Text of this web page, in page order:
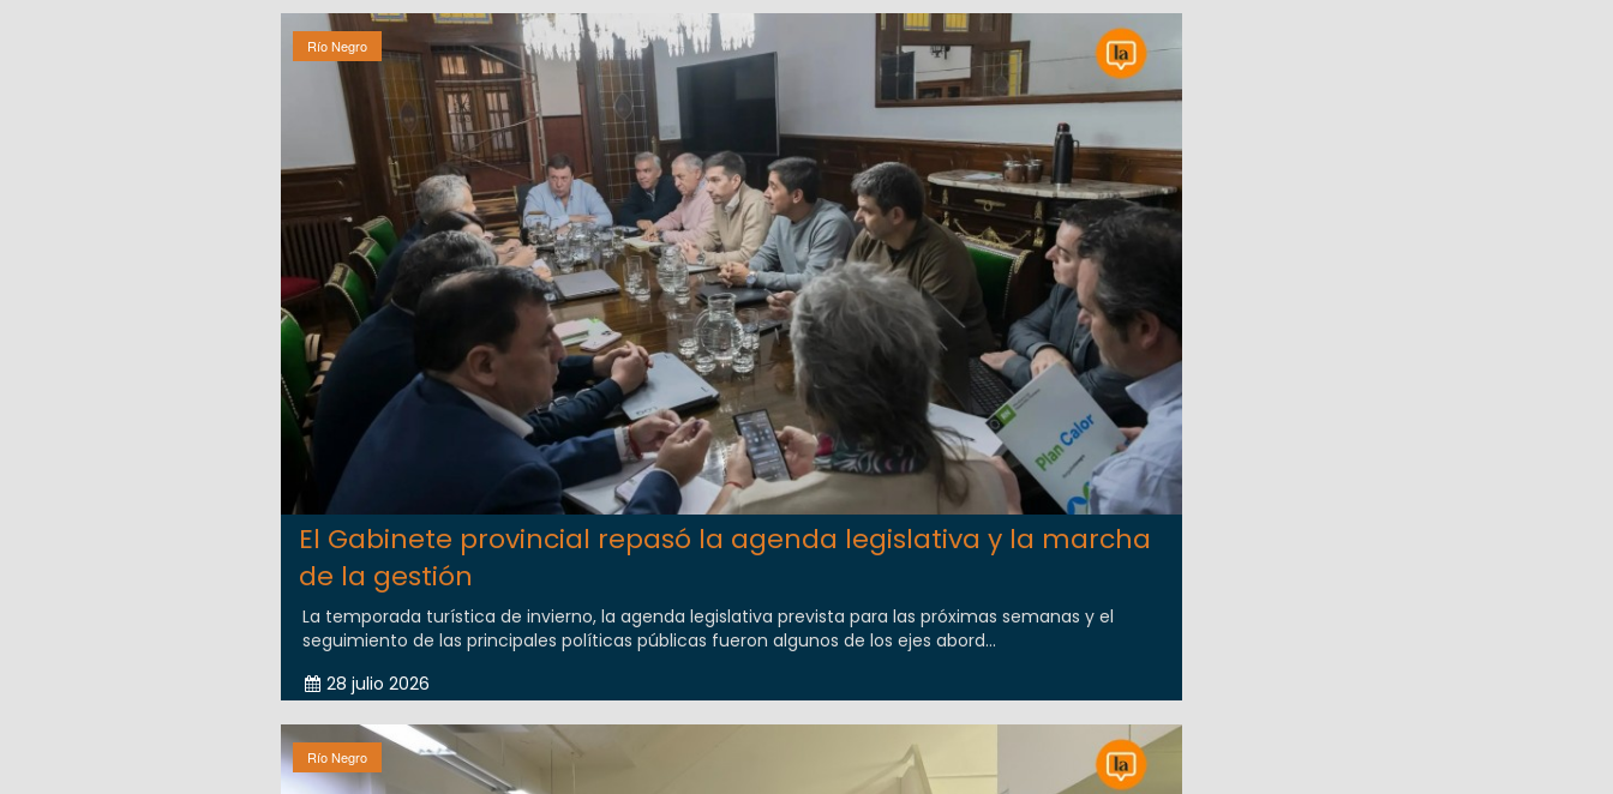
Río Negro
El Gabinete provincial repasó la agenda legislativa y la marcha
de la gestión
La temporada turística de invierno, la agenda legislativa prevista para las próximas semanas y el
seguimiento de las principales políticas públicas fueron algunos de los ejes abord...
28 julio 2026
Río Negro